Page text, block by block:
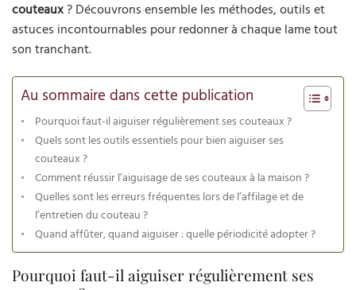
couteaux? Découvrons ensemble les méthodes, outils et
astuces incontournables pour redonner à chaque lame tout
son tranchant.
Au sommaire dans cette publication
Pourquoi faut-il aiguiser régulièrement ses couteaux ?
Quels sont les outils essentiels pour bien aiguiser ses
couteaux ?
Comment réussir l’aiguisage de ses couteaux à la maison ?
Quelles sont les erreurs fréquentes lors de l’affilage et de
l’entretien du couteau ?
Quand affûter, quand aiguiser : quelle périodicité adopter ?
Pourquoi faut-il aiguiser régulièrement ses